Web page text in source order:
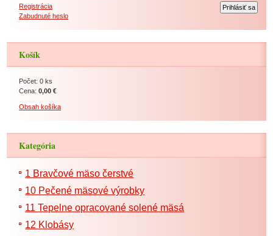
Registrácia
Zabudnuté heslo
Košík
Počet: 0 ks
Cena:0,00 €
Obsah košíka
Kategória
1 Bravčové mäso čerstvé
10 Pečené mäsové výrobky
11 Tepelne opracované solené mäsá
12 Klobásy